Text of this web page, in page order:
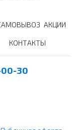
АКЦИИ
КОНТАКТЫ
00-30